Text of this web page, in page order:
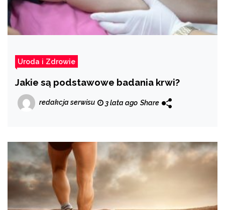
Uroda i Zdrowie
Jakie są podstawowe badania krwi?
redakcja serwisu 3 lata ago Share